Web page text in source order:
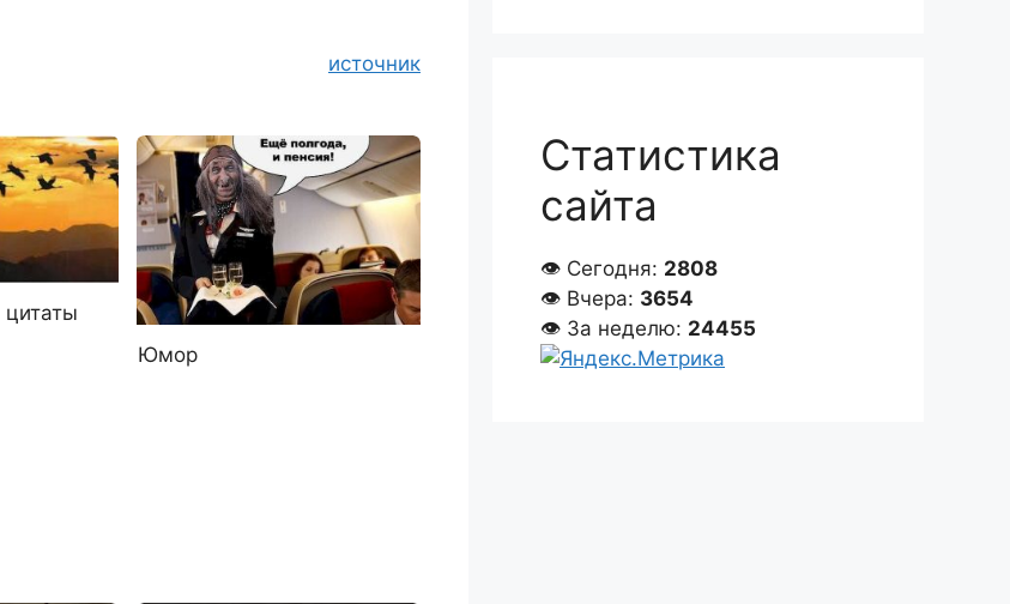
источник
цитаты
Юмор
Статистика
сайта
👁 Сегодня: 2808
👁 Вчера: 3654
👁 За неделю: 24455